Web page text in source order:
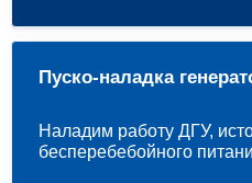
Пуско-наладка
Наладим работу ДГУ,
бесперебебойного